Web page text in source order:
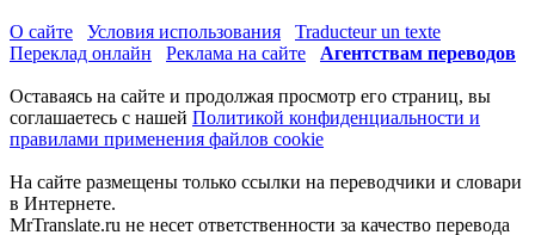
О сайте Условия использования
Traducteur un texte
Переклад онлайн
Реклама на сайте Агентствам переводов
Оставаясь на сайте и продолжая просмотр его страниц, вы
соглашаетесь с нашей Политикой конфиденциальности и
правилами применения файлов cookie
На сайте размещены только ссылки на переводчики и словари
в Интернете.
MrTranslate.ru не несет ответственности за качество перевода